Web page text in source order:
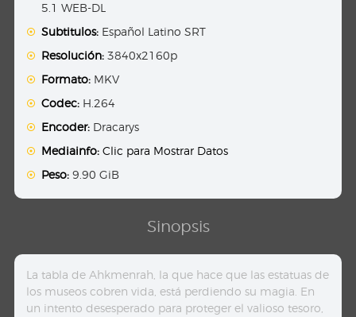
5.1 WEB-DL
Subtitulos: Español Latino SRT
Resolución: 3840x2160p
Formato: MKV
Codec: H.264
Encoder: Dracarys
Mediainfo: Clic para Mostrar Datos
Peso: 9.90 GiB
Sinopsis
La tabla de Ahkmenrah, la que hace que las estatuas de
los museos cobren vida, está perdiendo su magia. En
un intento desesperado para proteger el valioso tesoro,